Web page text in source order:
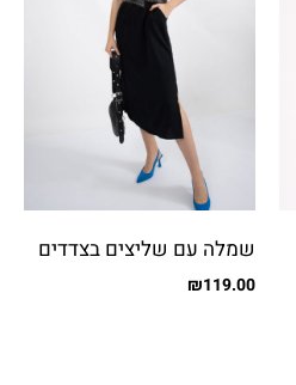
שמלה עם שליצים בצדדים
₪119.00